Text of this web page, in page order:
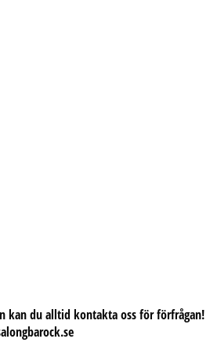
kan du alltid kontakta oss för förfrågan!